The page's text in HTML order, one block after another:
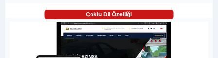
Çoklu Dil Özelliği